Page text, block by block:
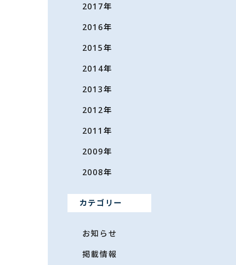
2017年
2016年
2015年
2014年
2013年
2012年
2011 年
2009年
2008年
カテゴリー
お知らせ
掲載情報